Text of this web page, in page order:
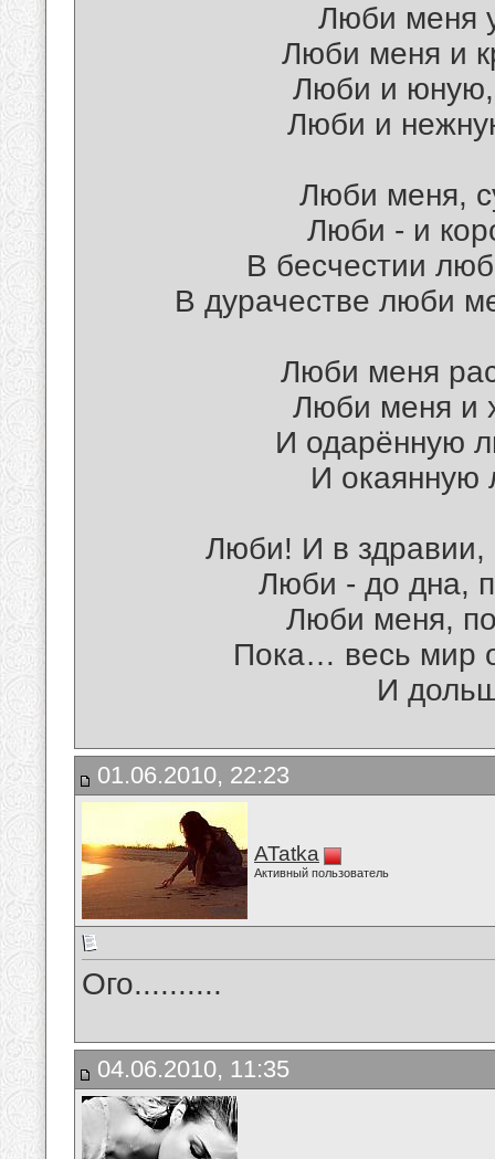
Люби меня
Люби меня и
Люби и юную,
Люби и
Люби меня,
Люби - и
В бесчестии
В дурачестве люби
Люби меня
Люби меня и
И одарённую
И окаянную
Люби! И в
Люби - до дна,
Люби меня,
Пока… весь мир
И
01.06.2010, 22:23
ATatka
Активный пользователь
Ого..........
04.06.2010, 11:35